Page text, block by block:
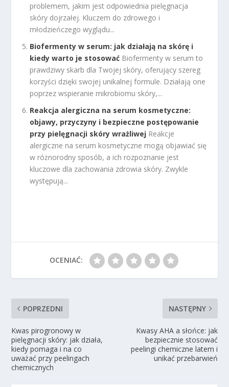
problemem, jakim jest odpowiednia pielęgnacja
skóry dojrzałej. Kluczem do zdrowego i
młodzieńczego wyglądu...
Biofermenty w serum: jak działają na skórę i
kiedy warto je stosować Biofermenty w serum to
prawdziwy skarb dla Twojej skóry, oferujący szereg
korzyści dzięki swojej unikalnej formule. Działają one
poprzez wspieranie mikrobiomu skóry,...
Reakcja alergiczna na serum kosmetyczne:
objawy, przyczyny i bezpieczne postępowanie
przy pielęgnacji skóry wrażliwej Reakcje
alergiczne na serum kosmetyczne mogą objawiać się
w różnorodny sposób, a ich rozpoznanie jest
kluczowe dla zachowania zdrowia skóry. Zwykle
występują...
OCENIAĆ:
POPRZEDNI
Kwas pirogronowy w
pielęgnacji skóry: jak działa,
kiedy pomaga i na co
uważać przy peelingach
chemicznych
NASTĘPNY
Kwasy AHA a słońce: jak
bezpiecznie stosować
peelingi chemiczne latem i
unikać przebarwień